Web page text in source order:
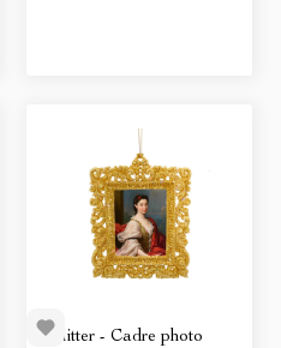
Glitter - Cadre photo